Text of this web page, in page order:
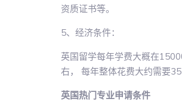
资质证书等。
5、经济条件：
英国留学每年学费大概在
右， 每年整体花费大约需要
英国热门专业申请条件